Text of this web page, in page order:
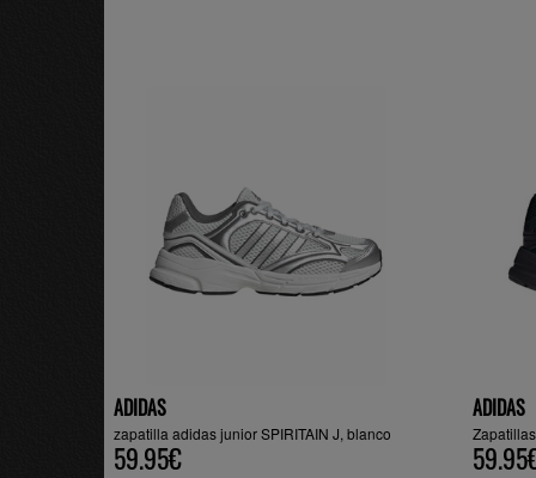
ADIDAS
zapatilla adidas junior SPIRITAIN J, blanco
59.95€
ADIDAS